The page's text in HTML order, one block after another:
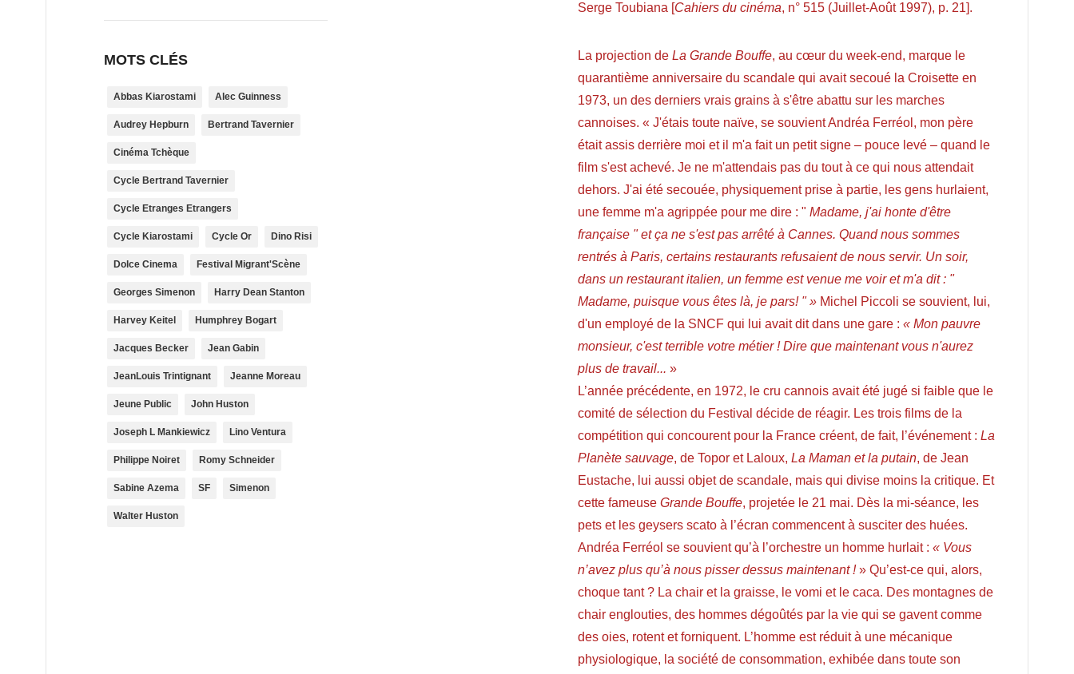
Serge Toubiana [Cahiers du cinéma, n° 515 (Juillet-Août 1997), p. 21].
La projection deLa Grande Bouffe, au cœur du week-end, marque le
quarantième anniversaire du scandale qui avait secoué la Croisette en
1973, un des derniers vrais grains à s'être abattu sur les marches
cannoises. « J'étais toute naïve, se souvient Andréa Ferréol, mon père
était assis derrière moi et il m'a fait un petit signe – pouce levé – quand le
film s'est achevé. Je ne m'attendais pas du tout à ce qui nous attendait
dehors. J'ai été secouée, physiquement prise à partie, les gens hurlaient,
une femme m'a agrippée pour me dire : "Madame, j'ai honte d'être
française " et ça ne s'est pas arrêté à Cannes. Quand nous sommes
rentrés à Paris, certains restaurants refusaient de nous servir. Un soir,
dans un restaurant italien, un femme est venue me voir et m'a dit : "
Madame, puisque vous êtes là, je pars! " » Michel Piccoli se souvient, lui,
d'un employé de la SNCF qui lui avait dit dans une gare :« Mon pauvre
monsieur, c'est terrible votre métier ! Dire que maintenant vous n'aurez
plus de travail... »
L’année précédente, en 1972, le cru cannois avait été jugé si faible que le
comité de sélection du Festival décide de réagir. Les trois films de la
compétition qui concourent pour la France créent, de fait, l’événement :La
Planète sauvage, de Topor et Laloux,La Maman et la putain, de Jean
Eustache, lui aussi objet de scandale, mais qui divise moins la critique. Et
cette fameuseGrande Bouffe, projetée le 21 mai. Dès la mi-séance, les
pets et les geysers scato à l’écran commencent à susciter des huées.
Andréa Ferréol se souvient qu’à l’orchestre un homme hurlait :« Vous
n’avez plus qu’à nous pisser dessus maintenant !» Qu’est-ce qui, alors,
choque tant ? La chair et la graisse, le vomi et le caca. Des montagnes de
chair englouties, des hommes dégoûtés par la vie qui se gavent comme
des oies, rotent et forniquent. L’homme est réduit à une mécanique
physiologique, la société de consommation, exhibée dans toute son
MOTS CLÉS
Abbas Kiarostami Alec Guinness
Audrey Hepburn Bertrand Tavernier
Cinéma Tchèque
Cycle Bertrand Tavernier
Cycle Etranges Etrangers
Cycle Kiarostami Cycle Or Dino Risi
Dolce Cinema Festival Migrant'Scène
Georges Simenon Harry Dean Stanton
Harvey Keitel Humphrey Bogart
Jacques Becker Jean Gabin
JeanLouis Trintignant Jeanne Moreau
Jeune Public John Huston
Joseph L Mankiewicz Lino Ventura
Philippe Noiret Romy Schneider
Sabine Azema SF Simenon
Walter Huston